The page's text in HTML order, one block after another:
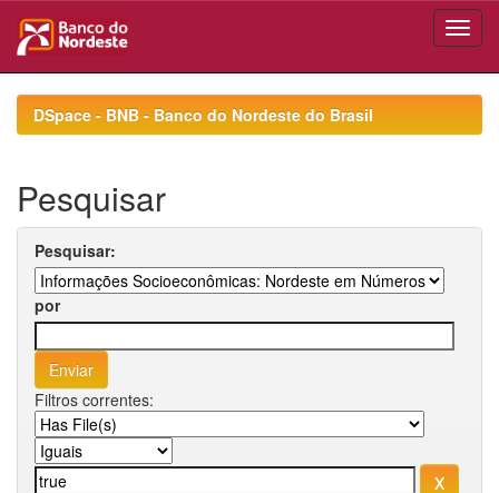
navigationDSpace - BNB - Banco do Nordeste do Brasil
Pesquisar
Pesquisar:
por
Filtros correntes: